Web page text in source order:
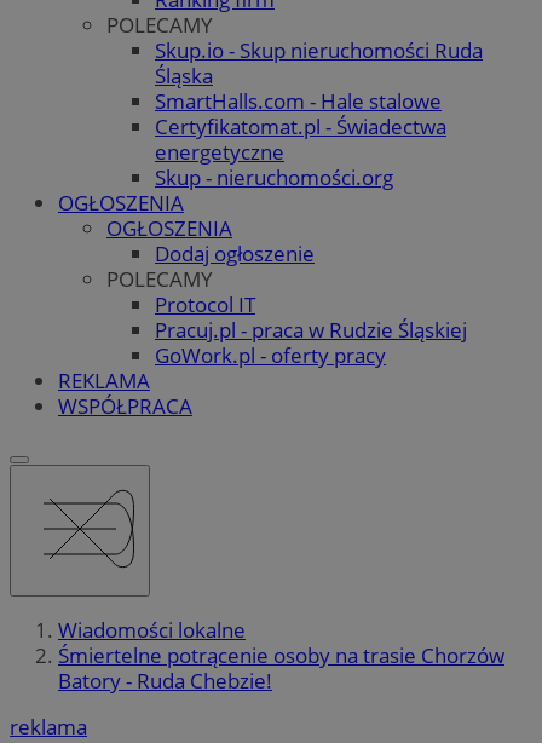
POLECAMY
Skup.io - Skup nieruchomości Ruda
Śląska
SmartHalls.com - Hale stalowe
Certyfikatomat.pl - Świadectwa
energetyczne
Skup - nieruchomości.org
OGŁOSZENIA
OGŁOSZENIA
Dodaj ogłoszenie
POLECAMY
Protocol IT
Pracuj.pl - praca w Rudzie Śląskiej
GoWork.pl - oferty pracy
REKLAMA
WSPÓŁPRACA
Wiadomości lokalne
Śmiertelne potrącenie osoby na trasie Chorzów
Batory - Ruda Chebzie!
reklama